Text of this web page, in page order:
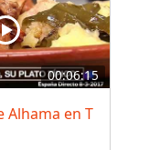
00:06:15
Alhama en T